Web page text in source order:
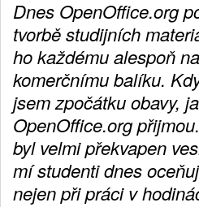
Dnes OpenOffice.org
tvorbě studijních
ho každému alespoň
komerčnímu balíku.
jsem zpočátku obavy,
OpenOffice.org
byl velmi překvapen
mí studenti dnes
nejen při práci v